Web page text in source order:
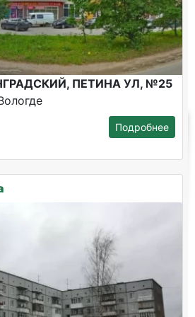
ПЕТИНА УЛ, №25
Подробнее